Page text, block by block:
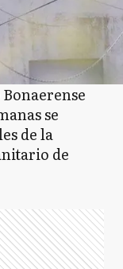
se
de la
de